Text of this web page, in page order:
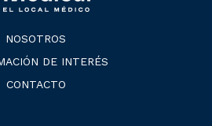
NOSOTROS
DE INTERÉS
CONTACTO